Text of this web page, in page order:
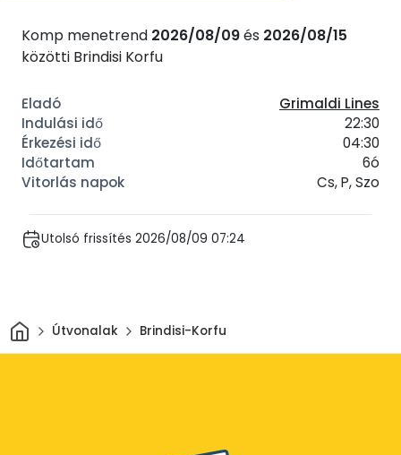
Komp menetrend 2026/08/09és 2026/08/15
közötti Brindisi Korfu
Grimaldi Lines
22:30
04:30
6ó
Cs, P, Szo
Utolsó frissítés 2026/08/09 07:24
Otthon
Útvonalak Brindisi-Korfu